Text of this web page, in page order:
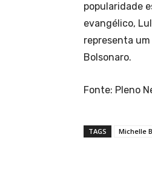
popularidade
evangélico,
representa
Bolsonaro.
Fonte: Pleno
TAGS Michelle